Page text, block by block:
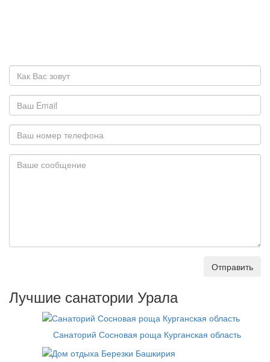
Отправить
Лучшие санатории Урала
Санаторий Сосновая роща Курганская область